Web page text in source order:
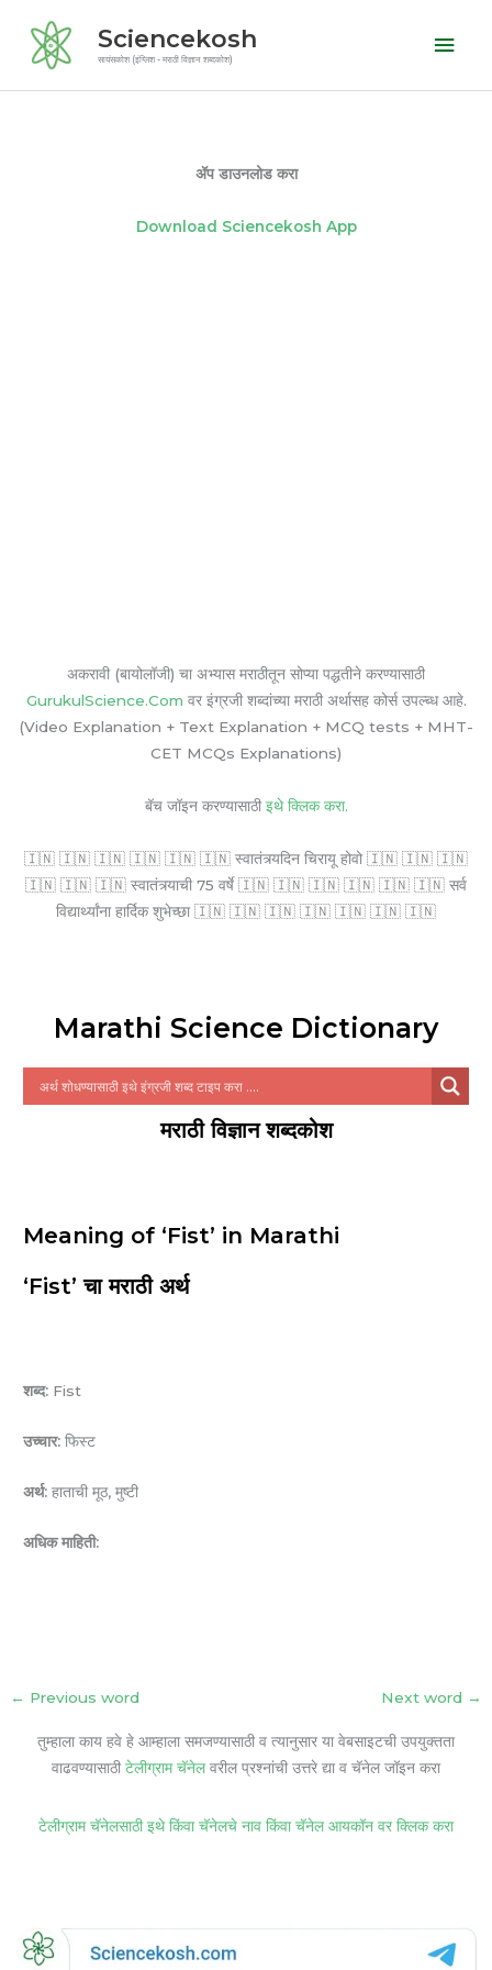
content
Sciencekosh
सायंसकोश (इंग्लिश - मराठी विज्ञान शब्दकोश)
ॲप डाउनलोड करा
Download Sciencekosh App
अकरावी (बायोलॉजी) चा अभ्यास मराठीतून सोप्या पद्धतीने करण्यासाठी
GurukulScience.Com वर इंग्रजी शब्दांच्या मराठी अर्थासह कोर्स उपल्ब्ध आहे.
(Video Explanation + Text Explanation + MCQ tests + MHT-
CET MCQs Explanations)
बॅच जॉइन करण्यासाठी इथे क्लिक करा.
🇮🇳 🇮🇳 🇮🇳 🇮🇳 🇮🇳 🇮🇳 स्वातंत्र्यदिन चिरायू होवो 🇮🇳 🇮🇳 🇮🇳
🇮🇳 🇮🇳 🇮🇳 स्वातंत्र्याची 75 वर्षे 🇮🇳 🇮🇳 🇮🇳 🇮🇳 🇮🇳 🇮🇳 सर्व
विद्यार्थ्यांना हार्दिक शुभेच्छा 🇮🇳 🇮🇳 🇮🇳 🇮🇳 🇮🇳 🇮🇳 🇮🇳
Marathi Science Dictionary
मराठी विज्ञान शब्दकोश
Meaning of ‘Fist’ in Marathi
‘Fist’ चा मराठी अर्थ
शब्द: Fist
उच्चार: फिस्ट
अर्थ: हाताची मूठ, मुष्टी
अधिक माहिती:
← Previous word Next word →
तुम्हाला काय हवे हे आम्हाला समजण्यासाठी व त्यानुसार या वेबसाइटची उपयुक्तता
वाढवण्यासाठी टेलीग्राम चॅनेलवरील प्रश्नांची उत्तरे द्या व चॅनेल जॉइन करा
टेलीग्राम चॅनेलसाठी इथे किंवा चॅनेलचे नाव किंवा चॅनेल आयकॉन वर क्लिक करा